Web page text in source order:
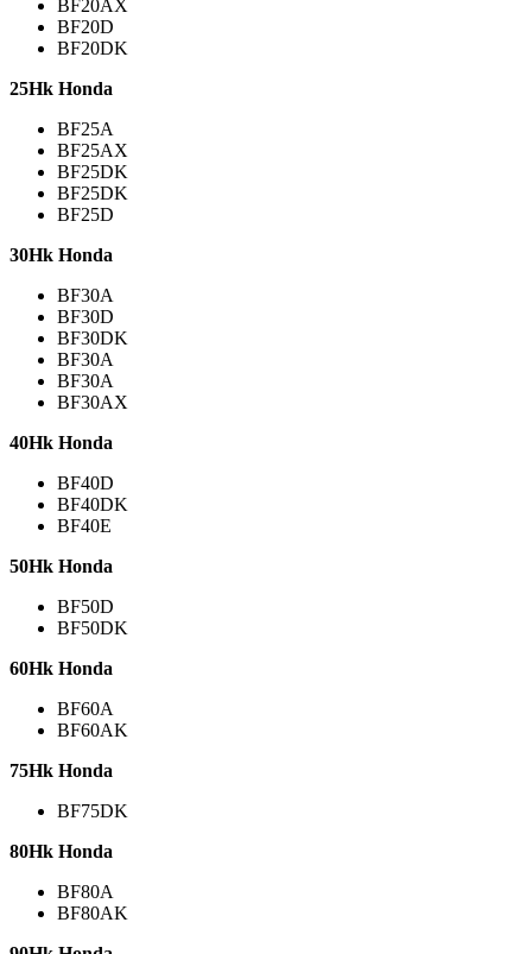
BF20AX
BF20D
BF20DK
25Hk Honda
BF25A
BF25AX
BF25DK
BF25DK
BF25D
30Hk Honda
BF30A
BF30D
BF30DK
BF30A
BF30A
BF30AX
40Hk Honda
BF40D
BF40DK
BF40E
50Hk Honda
BF50D
BF50DK
60Hk Honda
BF60A
BF60AK
75Hk Honda
BF75DK
80Hk Honda
BF80A
BF80AK